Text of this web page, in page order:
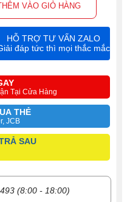
VÀO GIỎ HÀNG
Tại Cửa Hàng
THẺ
JCB
SAU
(8:00 - 18:00)
HỖ TRỢ TƯ VẤN ZALO
đáp tức thì mọi thắc mắc